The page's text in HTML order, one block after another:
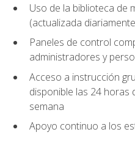
Uso de la biblioteca de
(actualizada
Paneles de control
administradores y
Acceso a instrucción
disponible las 24 horas
semana
Apoyo continuo a los